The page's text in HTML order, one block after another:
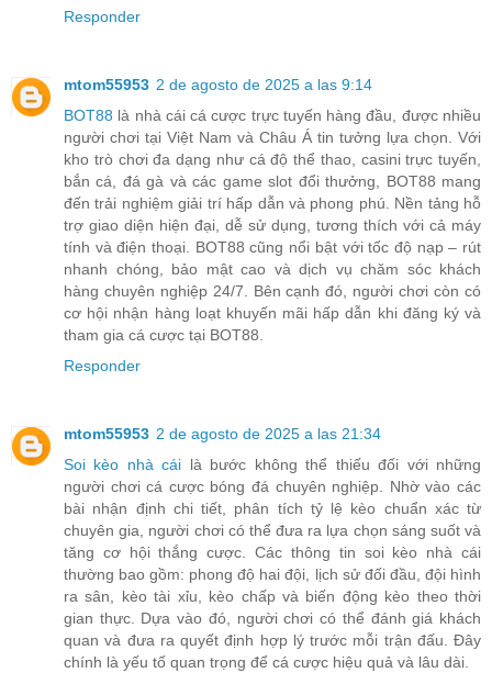
Responder
mtom55953 2 de agosto de 2025 a las 9:14
BOT88 là nhà cái cá cược trực tuyến hàng đầu, được nhiều
người chơi tại Việt Nam và Châu Á tin tưởng lựa chọn. Với
kho trò chơi đa dạng như cá độ thể thao, casini trực tuyến,
bắn cá, đá gà và các game slot đổi thưởng, BOT88 mang
đến trải nghiệm giải trí hấp dẫn và phong phú. Nền tảng hỗ
trợ giao diện hiện đại, dễ sử dụng, tương thích với cả máy
tính và điện thoại. BOT88 cũng nổi bật với tốc độ nạp – rút
nhanh chóng, bảo mật cao và dịch vụ chăm sóc khách
hàng chuyên nghiệp 24/7. Bên cạnh đó, người chơi còn có
cơ hội nhận hàng loạt khuyến mãi hấp dẫn khi đăng ký và
tham gia cá cược tại BOT88.
Responder
mtom55953 2 de agosto de 2025 a las 21:34
Soi kèo nhà cái là bước không thể thiếu đối với những
người chơi cá cược bóng đá chuyên nghiệp. Nhờ vào các
bài nhận định chi tiết, phân tích tỷ lệ kèo chuẩn xác từ
chuyên gia, người chơi có thể đưa ra lựa chọn sáng suốt và
tăng cơ hội thắng cược. Các thông tin soi kèo nhà cái
thường bao gồm: phong độ hai đội, lịch sử đối đầu, đội hình
ra sân, kèo tài xỉu, kèo chấp và biến động kèo theo thời
gian thực. Dựa vào đó, người chơi có thể đánh giá khách
quan và đưa ra quyết định hợp lý trước mỗi trận đấu. Đây
chính là yếu tố quan trọng để cá cược hiệu quả và lâu dài.